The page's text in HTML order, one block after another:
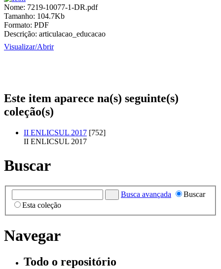
Nome: 7219-10077-1-DR.pdf
Tamanho: 104.7Kb
Formato: PDF
Descrição: articulacao_educacao
Visualizar/Abrir
Este item aparece na(s) seguinte(s)
coleção(s)
II ENLICSUL 2017 [752]
II ENLICSUL 2017
Buscar
Busca avançada
Buscar
Esta coleção
Navegar
Todo o repositório